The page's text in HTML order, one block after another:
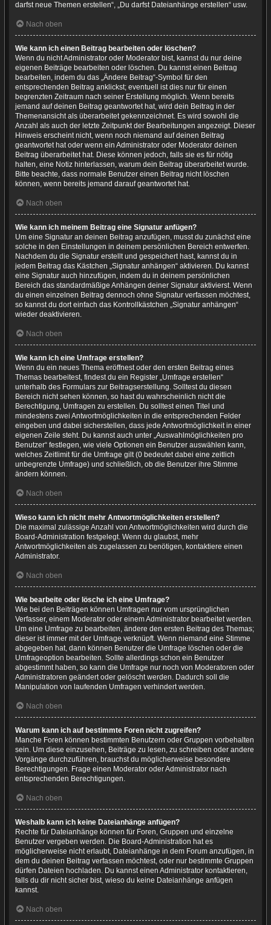
darfst neue Themen erstellen“, „Du darfst Dateianhänge erstellen“ usw.
Nach oben
Wie kann ich einen Beitrag bearbeiten oder löschen?
Wenn du nicht Administrator oder Moderator bist, kannst du nur deine
eigenen Beiträge bearbeiten oder löschen. Du kannst einen Beitrag
bearbeiten, indem du das „Ändere Beitrag“-Symbol für den
entsprechenden Beitrag anklickst; eventuell ist dies nur für einen
begrenzten Zeitraum nach seiner Erstellung möglich. Wenn bereits
jemand auf deinen Beitrag geantwortet hat, wird dein Beitrag in der
Themenansicht als überarbeitet gekennzeichnet. Es wird sowohl die
Anzahl als auch der letzte Zeitpunkt der Bearbeitungen angezeigt. Dieser
Hinweis erscheint nicht, wenn noch niemand auf deinen Beitrag
geantwortet hat oder wenn ein Administrator oder Moderator deinen
Beitrag überarbeitet hat. Diese können jedoch, falls sie es für nötig
halten, eine Notiz hinterlassen, warum dein Beitrag überarbeitet wurde.
Bitte beachte, dass normale Benutzer einen Beitrag nicht löschen
können, wenn bereits jemand darauf geantwortet hat.
Nach oben
Wie kann ich meinem Beitrag eine Signatur anfügen?
Um eine Signatur an deinen Beitrag anzufügen, musst du zunächst eine
solche in den Einstellungen in deinem persönlichen Bereich entwerfen.
Nachdem du die Signatur erstellt und gespeichert hast, kannst du in
jedem Beitrag das Kästchen „Signatur anhängen“ aktivieren. Du kannst
eine Signatur auch hinzufügen, indem du in deinem persönlichen
Bereich das standardmäßige Anhängen deiner Signatur aktivierst. Wenn
du einen einzelnen Beitrag dennoch ohne Signatur verfassen möchtest,
so kannst du dort einfach das Kontrollkästchen „Signatur anhängen“
wieder deaktivieren.
Nach oben
Wie kann ich eine Umfrage erstellen?
Wenn du ein neues Thema eröffnest oder den ersten Beitrag eines
Themas bearbeitest, findest du ein Register „Umfrage erstellen“
unterhalb des Formulars zur Beitragserstellung. Solltest du diesen
Bereich nicht sehen können, so hast du wahrscheinlich nicht die
Berechtigung, Umfragen zu erstellen. Du solltest einen Titel und
mindestens zwei Antwortmöglichkeiten in die entsprechenden Felder
eingeben und dabei sicherstellen, dass jede Antwortmöglichkeit in einer
eigenen Zeile steht. Du kannst auch unter „Auswahlmöglichkeiten pro
Benutzer“ festlegen, wie viele Optionen ein Benutzer auswählen kann,
welches Zeitlimit für die Umfrage gilt (0 bedeutet dabei eine zeitlich
unbegrenzte Umfrage) und schließlich, ob die Benutzer ihre Stimme
ändern können.
Nach oben
Wieso kann ich nicht mehr Antwortmöglichkeiten erstellen?
Die maximal zulässige Anzahl von Antwortmöglichkeiten wird durch die
Board-Administration festgelegt. Wenn du glaubst, mehr
Antwortmöglichkeiten als zugelassen zu benötigen, kontaktiere einen
Administrator.
Nach oben
Wie bearbeite oder lösche ich eine Umfrage?
Wie bei den Beiträgen können Umfragen nur vom ursprünglichen
Verfasser, einem Moderator oder einem Administrator bearbeitet werden.
Um eine Umfrage zu bearbeiten, ändere den ersten Beitrag des Themas;
dieser ist immer mit der Umfrage verknüpft. Wenn niemand eine Stimme
abgegeben hat, dann können Benutzer die Umfrage löschen oder die
Umfrageoption bearbeiten. Sollte allerdings schon ein Benutzer
abgestimmt haben, so kann die Umfrage nur noch von Moderatoren oder
Administratoren geändert oder gelöscht werden. Dadurch soll die
Manipulation von laufenden Umfragen verhindert werden.
Nach oben
Warum kann ich auf bestimmte Foren nicht zugreifen?
Manche Foren können bestimmten Benutzern oder Gruppen vorbehalten
sein. Um diese einzusehen, Beiträge zu lesen, zu schreiben oder andere
Vorgänge durchzuführen, brauchst du möglicherweise besondere
Berechtigungen. Frage einen Moderator oder Administrator nach
entsprechenden Berechtigungen.
Nach oben
Weshalb kann ich keine Dateianhänge anfügen?
Rechte für Dateianhänge können für Foren, Gruppen und einzelne
Benutzer vergeben werden. Die Board-Administration hat es
möglicherweise nicht erlaubt, Dateianhänge in dem Forum anzufügen, in
dem du deinen Beitrag verfassen möchtest, oder nur bestimmte Gruppen
dürfen Dateien hochladen. Du kannst einen Administrator kontaktieren,
falls du dir nicht sicher bist, wieso du keine Dateianhänge anfügen
kannst.
Nach oben